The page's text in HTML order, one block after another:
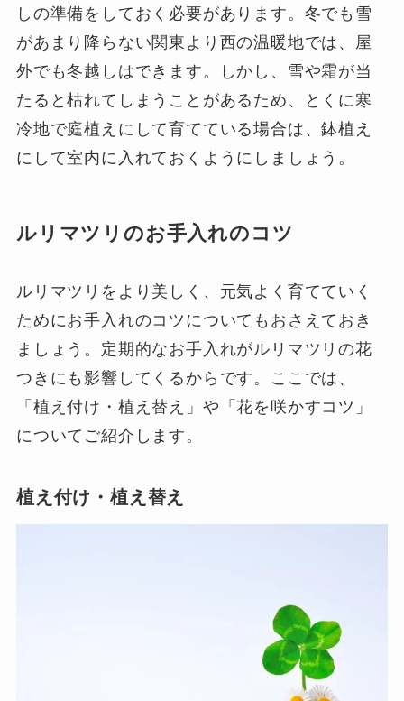
しの準備をしておく必要があります。冬でも雪
があまり降らない関東より西の温暖地では、屋
外でも冬越しはできます。しかし、雪や霜が当
たると枯れてしまうことがあるため、とくに寒
冷地で庭植えにして育てている場合は、鉢植え
にして室内に入れておくようにしましょう。
ルリマツリのお手入れのコツ
ルリマツリをより美しく、元気よく育てていく
ためにお手入れのコツについてもおさえておき
ましょう。定期的なお手入れがルリマツリの花
つきにも影響してくるからです。ここでは、
「植え付け・植え替え」や「花を咲かすコツ」
についてご紹介します。
植え付け・植え替え